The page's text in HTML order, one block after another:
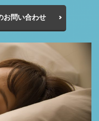
お問い合わせ